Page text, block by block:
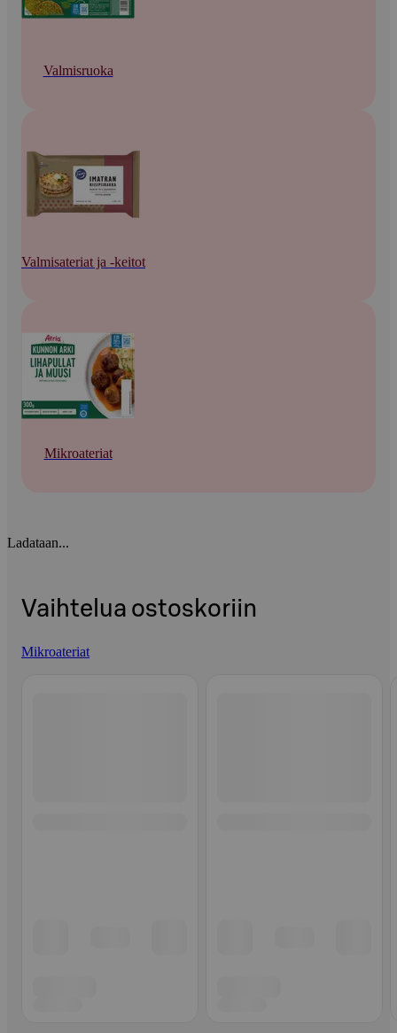
Valmisruoka
Valmisateriat ja -keitot
Mikroateriat
Ladataan...
Vaihtelua ostoskoriin
Mikroateriat